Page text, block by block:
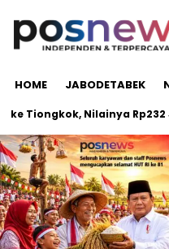
HOME JABODETABEK
Nilainya Rp232 Juta